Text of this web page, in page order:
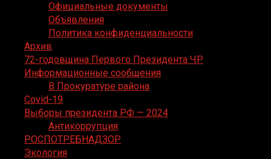
Официальные документы
Объявления
Политика конфиденциальности
Архив
72-годовщина Первого Президента ЧР
Информационные сообщения
В Прокуратуре района
Covid-19
Выборы президента РФ — 2024
Антикоррупция
РОСПОТРЕБНАДЗОР
Экология